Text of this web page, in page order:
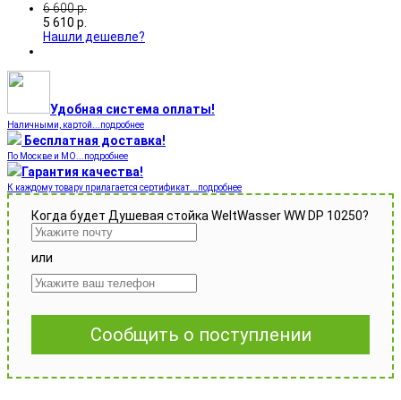
6 600р.
5 610 р.
Нашли дешевле?
Удобная система оплаты!
Наличными, картой...подробнее
Бесплатная доставка!
По Москве и МО...подробнее
Гарантия качества!
К каждому товару прилагается сертификат...подробнее
Когда будет Душевая стойка WeltWasser WW DP 10250?
или
Сообщить о поступлении